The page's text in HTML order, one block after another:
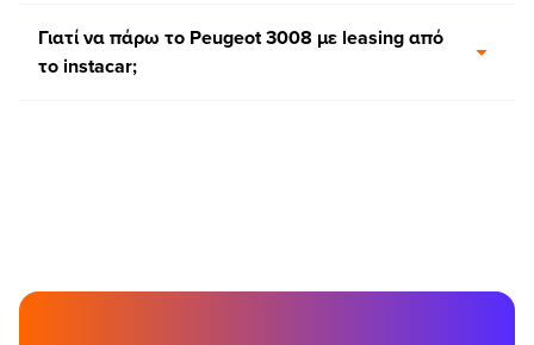
Γιατί να πάρω το Peugeot 3008 με leasing από
το instacar;